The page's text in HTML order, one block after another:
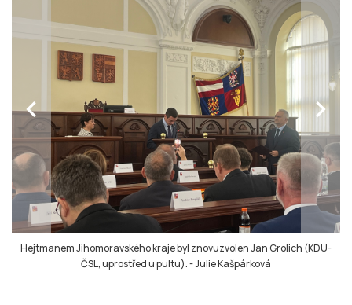
chevron_left chevron_right
Hejtmanem Jihomoravského kraje byl znovuzvolen Jan Grolich (KDU-
ČSL, uprostřed u pultu).-Julie Kašpárková